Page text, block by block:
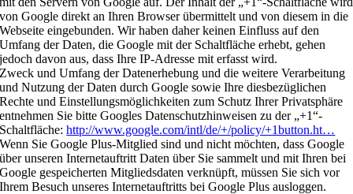
von Google direkt an Ihren Browser übermittelt und von diesem in die
Webseite eingebunden. Wir haben daher keinen Einfluss auf den
Umfang der Daten, die Google mit der Schaltfläche erhebt, gehen
jedoch davon aus, dass Ihre IP-Adresse mit erfasst wird.
Zweck und Umfang der Datenerhebung und die weitere Verarbeitung
und Nutzung der Daten durch Google sowie Ihre diesbezüglichen
Rechte und Einstellungsmöglichkeiten zum Schutz Ihrer Privatsphäre
entnehmen Sie bitte Googles Datenschutzhinweisen zu der „+1“-
Schaltfläche:http://www.google.com/intl/de/+/policy/+1button.ht…
Wenn Sie Google Plus-Mitglied sind und nicht möchten, dass Google
über unseren Internetauftritt Daten über Sie sammelt und mit Ihren bei
Google gespeicherten Mitgliedsdaten verknüpft, müssen Sie sich vor
Ihrem Besuch unseres Internetauftritts bei Google Plus ausloggen.